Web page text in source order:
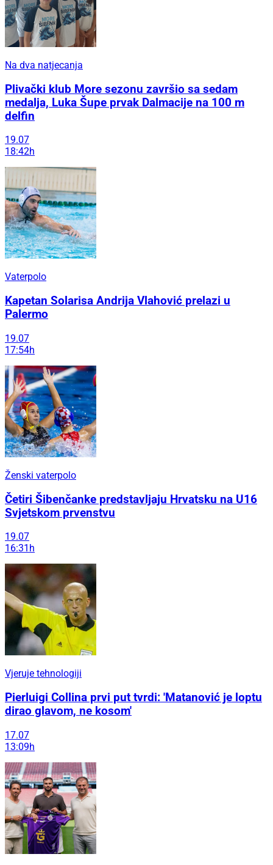
Na dva natjecanja
Plivački klub More sezonu završio sa sedam
medalja, Luka Šupe prvak Dalmacije na 100 m
delfin
19.07
18:42h
Vaterpolo
Kapetan Solarisa Andrija Vlahović prelazi u
Palermo
19.07
17:54h
Ženski vaterpolo
Četiri Šibenčanke predstavljaju Hrvatsku na U16
Svjetskom prvenstvu
19.07
16:31h
Vjeruje tehnologiji
Pierluigi Collina prvi put tvrdi: 'Matanović je loptu
dirao glavom, ne kosom'
17.07
13:09h